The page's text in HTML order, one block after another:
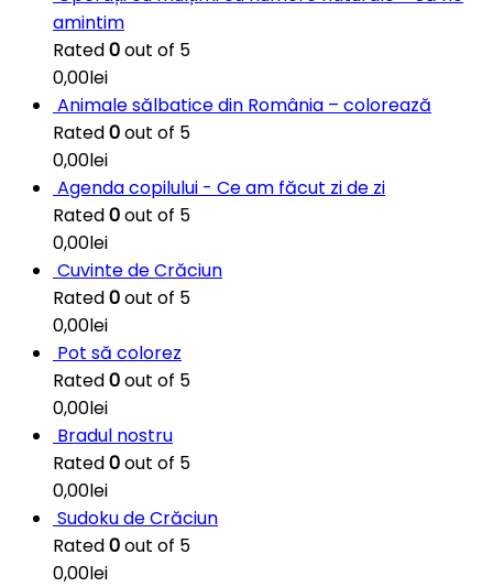
amintim
Rated0out of 5
0,00lei
Animale sălbatice din România – colorează
Rated0out of 5
0,00lei
Agenda copilului - Ce am făcut zi de zi
Rated0out of 5
0,00lei
Cuvinte de Crăciun
Rated0out of 5
0,00lei
Pot să colorez
Rated0out of 5
0,00lei
Bradul nostru
Rated0out of 5
0,00lei
Sudoku de Crăciun
Rated0out of 5
0,00lei